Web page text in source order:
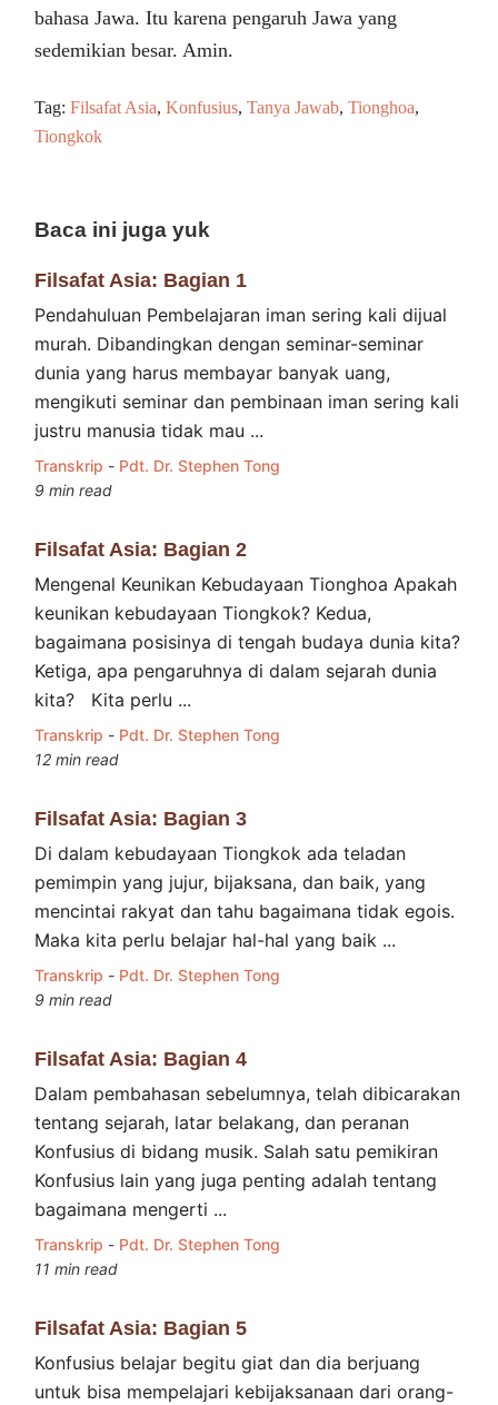
bahasa Jawa. Itu karena pengaruh Jawa yang
sedemikian besar. Amin.
Tag:Filsafat Asia,Konfusius,Tanya Jawab,Tionghoa,
Tiongkok
Baca ini juga yuk
Filsafat Asia: Bagian 1
Pendahuluan Pembelajaran iman sering kali dijual
murah. Dibandingkan dengan seminar-seminar
dunia yang harus membayar banyak uang,
mengikuti seminar dan pembinaan iman sering kali
justru manusia tidak mau ...
Transkrip - Pdt. Dr. Stephen Tong
9 min read
Filsafat Asia: Bagian 2
Mengenal Keunikan Kebudayaan Tionghoa Apakah
keunikan kebudayaan Tiongkok? Kedua,
bagaimana posisinya di tengah budaya dunia kita?
Ketiga, apa pengaruhnya di dalam sejarah dunia
kita? Kita perlu ...
Transkrip - Pdt. Dr. Stephen Tong
12 min read
Filsafat Asia: Bagian 3
Di dalam kebudayaan Tiongkok ada teladan
pemimpin yang jujur, bijaksana, dan baik, yang
mencintai rakyat dan tahu bagaimana tidak egois.
Maka kita perlu belajar hal-hal yang baik ...
Transkrip - Pdt. Dr. Stephen Tong
9 min read
Filsafat Asia: Bagian 4
Dalam pembahasan sebelumnya, telah dibicarakan
tentang sejarah, latar belakang, dan peranan
Konfusius di bidang musik. Salah satu pemikiran
Konfusius lain yang juga penting adalah tentang
bagaimana mengerti ...
Transkrip - Pdt. Dr. Stephen Tong
11 min read
Filsafat Asia: Bagian 5
Konfusius belajar begitu giat dan dia berjuang
untuk bisa mempelajari kebijaksanaan dari orang-